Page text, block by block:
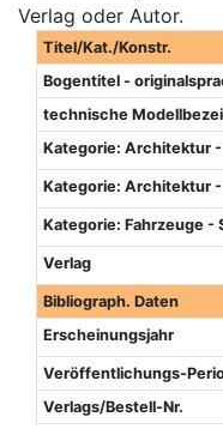
Verlag oder Autor.
Titel/Kat./Konstr.
Bogentitel -
technische
Kategorie: Architektur
Kategorie: Architektur
Kategorie: Fahrzeuge -
Verlag
Bibliograph. Daten
Erscheinungsjahr
Veröffentlichungs-
Verlags/Bestell-Nr.